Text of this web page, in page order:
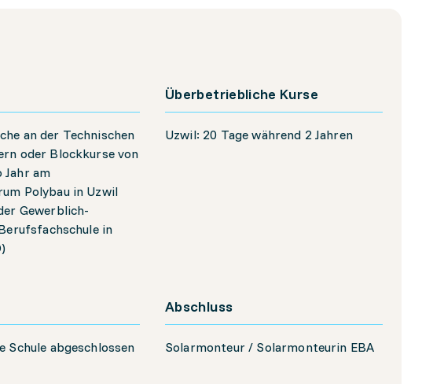
an der Technischen
oder Blockkurse von
Jahr am
Polybau in Uzwil
Gewerblich-
in
Überbetriebliche Kurse
Uzwil: 20 Tage während 2 Jahren
Schule abgeschlossen
Abschluss
Solarmonteur / Solarmonteurin EBA